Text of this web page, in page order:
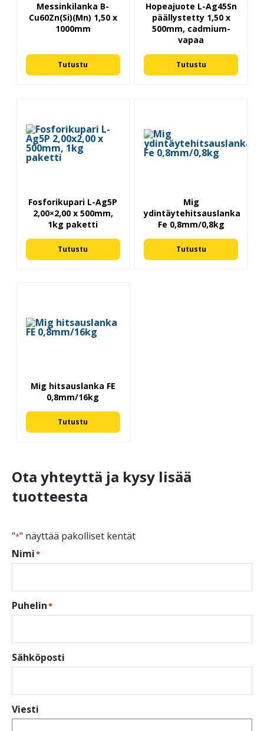
Messinkilanka B-
Cu60Zn(Si)(Mn) 1,50 x
1000mm
Tutustu
Hopeajuote L-Ag45Sn
päällystetty 1,50 x
500mm, cadmium-
vapaa
Tutustu
Fosforikupari L-Ag5P
2,00×2,00 x 500mm,
1kg paketti
Tutustu
Mig
ydintäytehitsauslanka
Fe 0,8mm/0,8kg
Tutustu
Mig hitsauslanka FE
0,8mm/16kg
Tutustu
Ota yhteyttä ja kysy lisää
tuotteesta
"*" näyttää pakolliset kentät
Nimi*
Puhelin*
Sähköposti
Viesti